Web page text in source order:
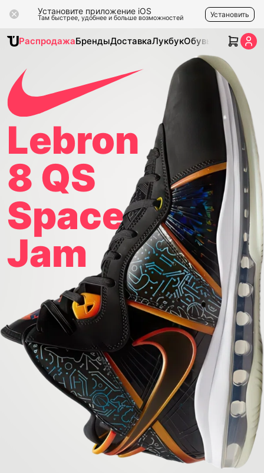
Установите приложение iOS
Там быстрее, удобнее и больше возможностей Установить
РаспродажаБрендыДоставкаЛукбукОбувь Одежда
Lebron
8 QS
Space
Jam